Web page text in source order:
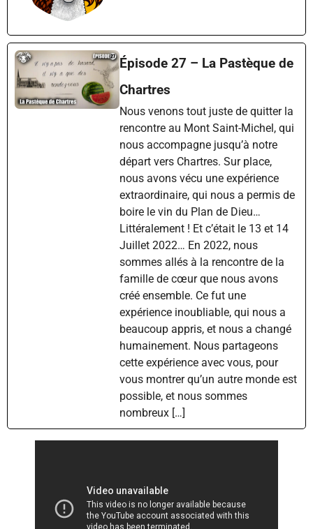
Épisode 27 – La Pastèque de
Chartres
Nous venons tout juste de quitter la
rencontre au Mont Saint-Michel, qui
nous accompagne jusqu’à notre
départ vers Chartres. Sur place,
nous avons vécu une expérience
extraordinaire, qui nous a permis de
boire le vin du Plan de Dieu…
Littéralement ! Et c’était le 13 et 14
Juillet 2022… En 2022, nous
sommes allés à la rencontre de la
famille de cœur que nous avons
créé ensemble. Ce fut une
expérience inoubliable, qui nous a
beaucoup appris, et nous a changé
humainement. Nous partageons
cette expérience avec vous, pour
vous montrer qu’un autre monde est
possible, et nous sommes
nombreux […]